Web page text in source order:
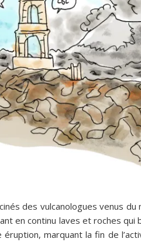
des vulcanologues venus
en continu laves et roches
éruption, marquant la fin de